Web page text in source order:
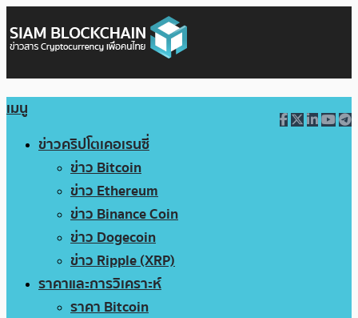
เมนู
ข่าวคริปโตเคอเรนซี่
ข่าว Bitcoin
ข่าว Ethereum
ข่าว Binance Coin
ข่าว Dogecoin
ข่าว Ripple (XRP)
ราคาและการวิเคราะห์
ราคา Bitcoin